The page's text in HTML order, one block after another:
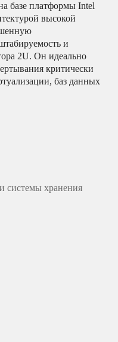
базе платформы Intel
высокой
и
2U. Он идеально
критически
баз данных
системы хранения